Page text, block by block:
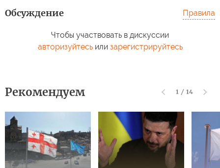
Обсуждение Правила
Чтобы участвовать в дискуссии
авторизуйтесьили зарегистрируйтесь
Рекомендуем 1 / 14